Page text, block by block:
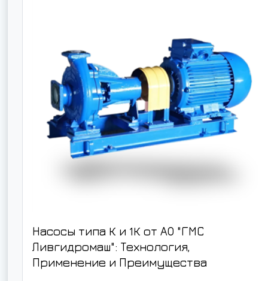
Насосы типа К и 1К от АО "ГМС
Ливгидромаш": Технология,
Применение и Преимущества